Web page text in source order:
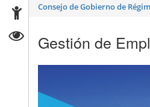
Consejo de Gobierno de
Gestión de